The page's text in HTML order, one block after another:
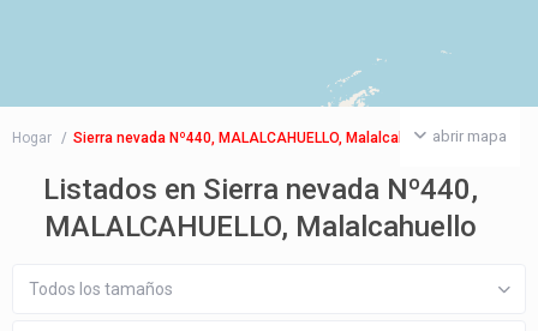
abrir mapa
Hogar Sierra nevada Nº440, MALALCAHUELLO, Malalcahuello
Listados en Sierra nevada Nº440,
MALALCAHUELLO, Malalcahuello
Todos los tamaños